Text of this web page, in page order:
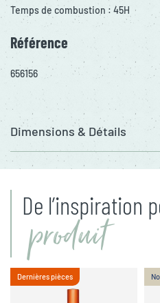
Temps de combustion : 45H
Référence
656156
Dimensions & Détails
De l’inspiration
produit
Dernières pièces